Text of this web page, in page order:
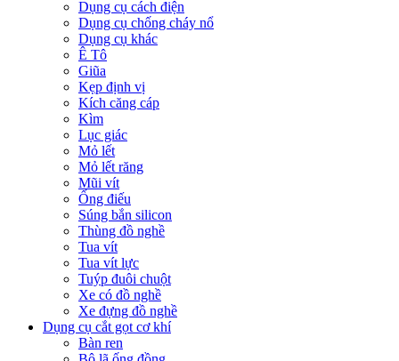
Dụng cụ cách điện
Dụng cụ chống cháy nổ
Dụng cụ khác
Ê Tô
Giũa
Kẹp định vị
Kích căng cáp
Kìm
Lục giác
Mỏ lết
Mỏ lết răng
Mũi vít
Ống điếu
Súng bắn silicon
Thùng đồ nghề
Tua vít
Tua vít lực
Tuýp đuôi chuột
Xe có đồ nghề
Xe đựng đồ nghề
Dụng cụ cắt gọt cơ khí
Bàn ren